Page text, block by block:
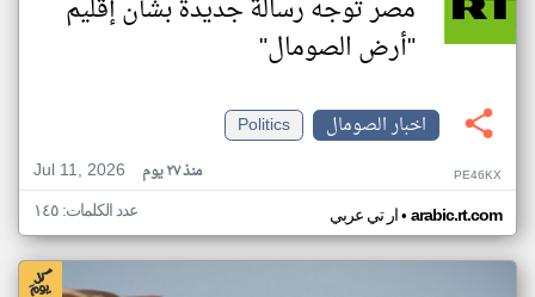
مصر توجه رسالة جديدة بشأن إقليم
"أرض الصومال"
اخبار الصومال
Politics
Jul 11, 2026
منذ ٢٧ يوم PE46KX
ار تي عربي• arabic.rt.com عدد الكلمات: ١٤٥